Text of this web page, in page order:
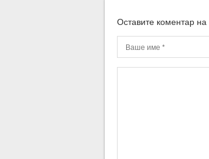
Оставите коментар